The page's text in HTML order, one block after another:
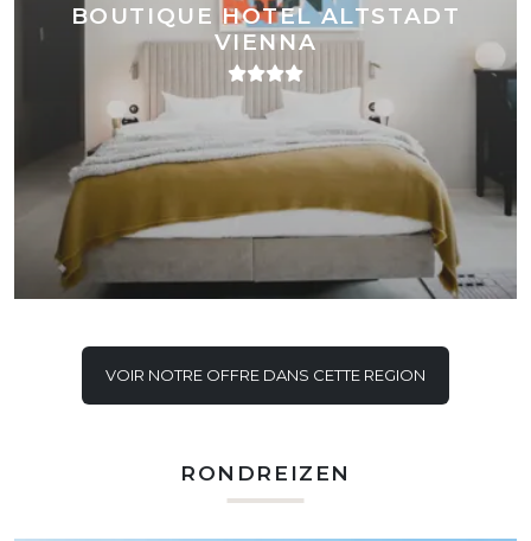
BOUTIQUE HOTEL ALTSTADT
VIENNA
VOIR NOTRE OFFRE DANS CETTE REGION
RONDREIZEN